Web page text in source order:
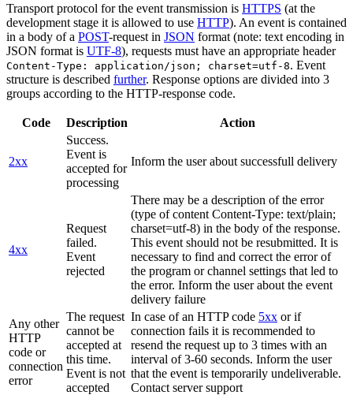
Transport protocol for the event transmission is HTTPS (at the
development stage it is allowed to use HTTP). An event is contained
in a body of a POST-request in JSON format (note: text encoding in
JSON format is UTF-8), requests must have an appropriate header
Content-Type: application/json; charset=utf-8. Event
structure is described further. Response options are divided into 3
groups according to the HTTP-response code.
Code Description Action
2xx
Success.
Event is
accepted for
processing
Inform the user about successfull delivery
4xx
Request
failed.
Event
rejected
There may be a description of the error
(type of content Content-Type: text/plain;
charset=utf-8) in the body of the response.
This event should not be resubmitted. It is
necessary to find and correct the error of
the program or channel settings that led to
the error. Inform the user about the event
delivery failure
Any other
HTTP
code or
connection
error
The request
cannot be
accepted at
this time.
Event is not
accepted
In case of an HTTP code 5xx or if
connection fails it is recommended to
resend the request up to 3 times with an
interval of 3-60 seconds. Inform the user
that the event is temporarily undeliverable.
Contact server support